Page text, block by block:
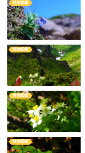
植物図鑑
植物図鑑
植物図鑑
植物図鑑